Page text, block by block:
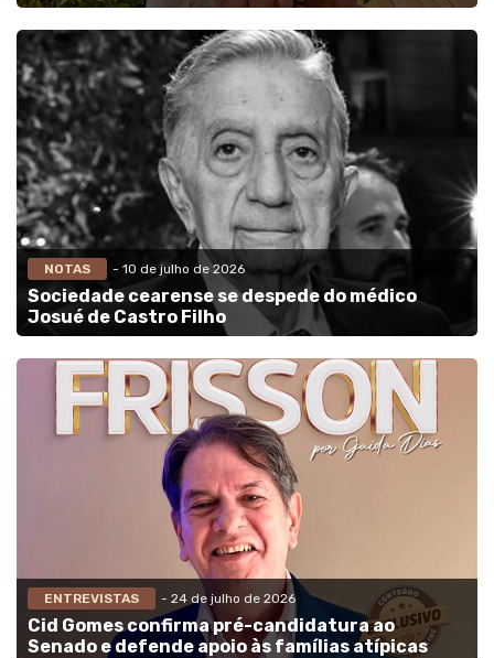
NOTAS - 10 de julho de 2026
Sociedade cearense se despede do médico
Josué de Castro Filho
ENTREVISTAS - 24 de julho de 2026
Cid Gomes confirma pré-candidatura ao
Senado e defende apoio às famílias atípicas